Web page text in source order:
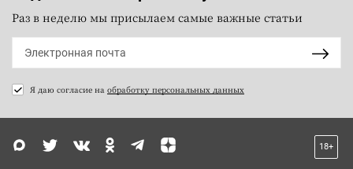
Раз в неделю мы присылаем самые важные статьи
Я даю согласие на обработку персональных данных
18+